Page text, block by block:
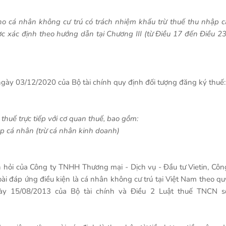
cá nhân không cư trú có trách nhiệm khấu trừ thuế thu nhập
xác định theo hướng dẫn tại Chương III (từ Điều 17 đến Điều
03/12/2020 của Bộ tài chính quy định đối tượng đăng ký thuế:
trực tiếp với cơ quan thuế, bao gồm:
cá nhân (trừ cá nhân kinh doanh)
của Công ty TNHH Thương mại - Dịch vụ - Đầu tư Vietin,
đáp ứng điều kiện là cá nhân không cư trú tại Việt Nam theo
15/08/2013 của Bộ tài chính và Điều 2 Luật thuế TNCN